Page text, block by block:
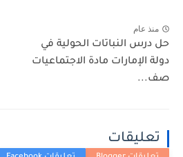
منذ عام
حل درس النباتات الحولية في
دولة الإمارات مادة الاجتماعيات
صف...
تعليقات